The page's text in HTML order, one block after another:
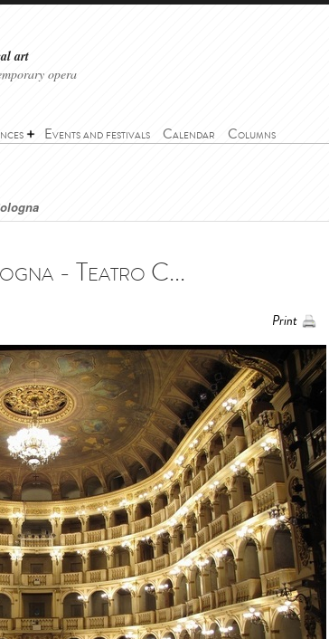
art
opera
Events and festivals Calendar Columns
- Teatro C...
Print